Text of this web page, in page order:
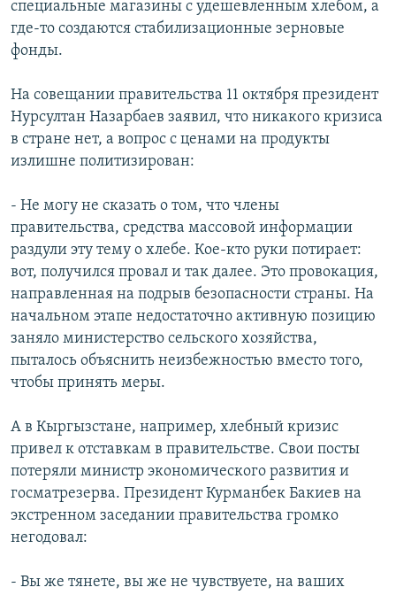
специальные магазины с удешевленным хлебом, а
где-то создаются стабилизационные зерновые
фонды.
На совещании правительства 11 октября президент
Нурсултан Назарбаев заявил, что никакого кризиса
в стране нет, а вопрос с ценами на продукты
излишне политизирован:
- Не могу не сказать о том, что члены
правительства, средства массовой информации
раздули эту тему о хлебе. Кое-кто руки потирает:
вот, получился провал и так далее. Это провокация,
направленная на подрыв безопасности страны. На
начальном этапе недостаточно активную позицию
заняло министерство сельского хозяйства,
пыталось объяснить неизбежностью вместо того,
чтобы принять меры.
А в Кыргызстане, например, хлебный кризис
привел к отставкам в правительстве. Свои посты
потеряли министр экономического развития и
госматрезерва. Президент Курманбек Бакиев на
экстренном заседании правительства громко
негодовал:
- Вы же тянете, вы же не чувствуете, на ваших